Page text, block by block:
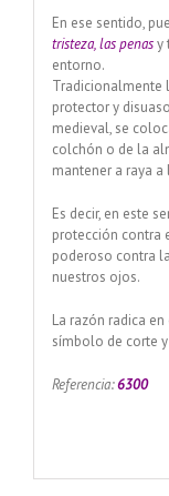
En ese sentido,
tristeza, las penas y
entorno.
Tradicionalmente
protector y
medieval, se
colchón o de la
mantener a raya
Es decir, en este
protección contra
poderoso contra
nuestros ojos.
La razón radica
símbolo de corte
Referencia:6300